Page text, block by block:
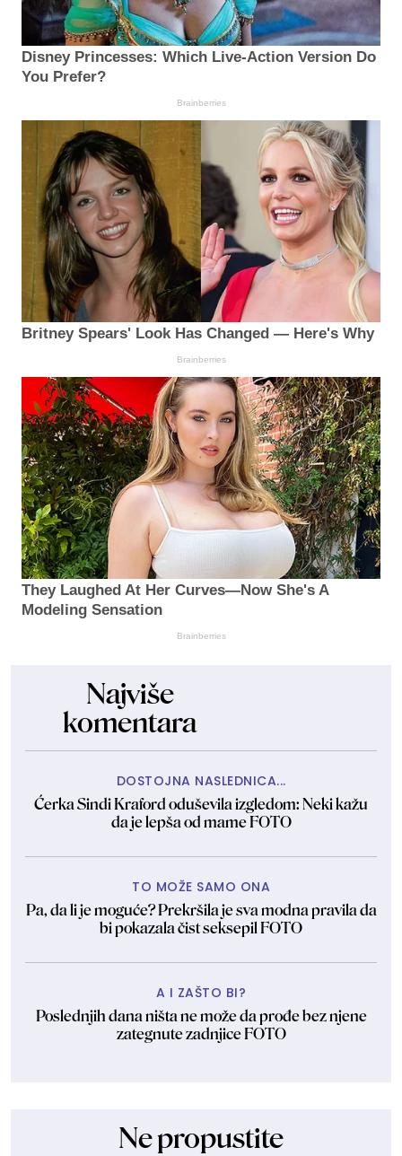
Disney Princesses: Which Live-Action Version Do
You Prefer?
Brainberries
Britney Spears' Look Has Changed — Here's Why
Brainberries
They Laughed At Her Curves—Now She's A
Modeling Sensation
Brainberries
Najviše
komentara
DOSTOJNA NASLEDNICA...
Ćerka Sindi Kraford oduševila izgledom: Neki kažu
da je lepša od mame FOTO
TO MOŽE SAMO ONA
Pa, da li je moguće? Prekršila je sva modna pravila da
bi pokazala čist seksepil FOTO
A I ZAŠTO BI?
Poslednjih dana ništa ne može da prođe bez njene
zategnute zadnjice FOTO
Ne propustite